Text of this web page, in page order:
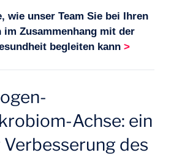
wie unser Team Sie bei Ihren
im Zusammenhang mit der
begleiten kann>
Achse: ein
Verbesserung des